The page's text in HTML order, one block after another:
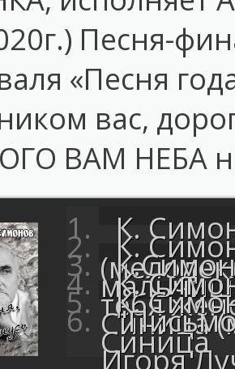
Песня-
«Песня
вас,
ВАМ НЕБА
К.
К.
тебя
К.
Синица
К.
Синица
Игоря